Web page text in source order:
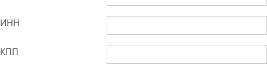
ИНН
КПП